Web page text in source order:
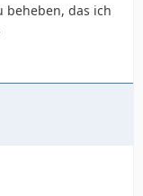
beheben, das ich